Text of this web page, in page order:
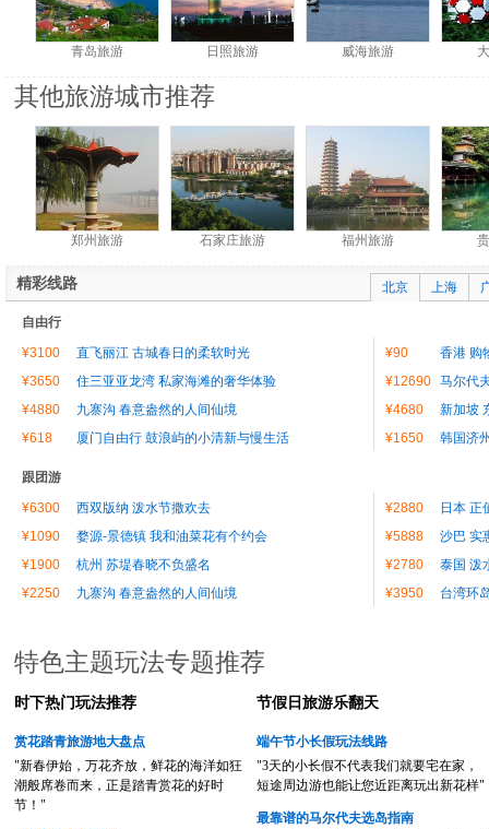
青岛旅游 日照旅游 威海旅游
其他旅游城市推荐
郑州旅游 石家庄旅游 福州旅游
北京 上海
精彩线路
自由行
¥3100
直飞丽江 古城春日的柔软时光 ¥90
香港 购
¥3650
住三亚亚龙湾 私家海滩的奢华体验 ¥12690 马尔代
¥4880
九寨沟 春意盎然的人间仙境 ¥4680
新加坡
¥618
厦门自由行 鼓浪屿的小清新与慢生活 ¥1650 韩国济
跟团游
¥6300
西双版纳 泼水节撒欢去 ¥2880
日本 正
¥1090
婺源-景德镇 我和油菜花有个约会 ¥5888
沙巴 实
¥1900
杭州 苏堤春晓不负盛名 ¥2780
泰国 泼
¥2250
九寨沟 春意盎然的人间仙境 ¥3950 台湾环
特色主题玩法专题推荐
时下热门玩法推荐
赏花踏青旅游地大盘点
"新春伊始，万花齐放，鲜花的海洋如狂
潮般席卷而来，正是踏青赏花的好时
节！"
节假日旅游乐翻天
端午节小长假玩法线路
"3天的小长假不代表我们就要宅在家，
短途周边游也能让您近距离玩出新花样"
最靠谱的马尔代夫选岛指南